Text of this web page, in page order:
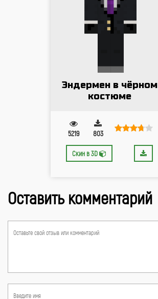
Эндермен в чёрном
костюме
5219 803
Скин в 3D
Оставить комментарий